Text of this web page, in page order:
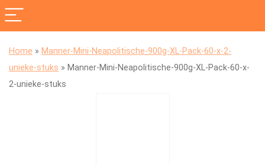
Home » Manner-Mini-Neapolitische-900g-XL-Pack-60-x-2-
unieke-stuks » Manner-Mini-Neapolitische-900g-XL-Pack-60-x-
2-unieke-stuks